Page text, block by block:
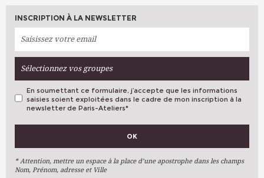
INSCRIPTION À LA NEWSLETTER
Sélectionnez vos groupes
VOS PRÉFÉRENCES
Arts Plastiques
Arts Du Texte
En soumettant ce formulaire, j’accepte que les informations
saisies soient exploitées dans le cadre de mon inscription à la
newsletter de Paris-Ateliers*
OK
* Attention, mettre un espace à la place d’une apostrophe dans les champs
Nom, Prénom, adresse et Ville